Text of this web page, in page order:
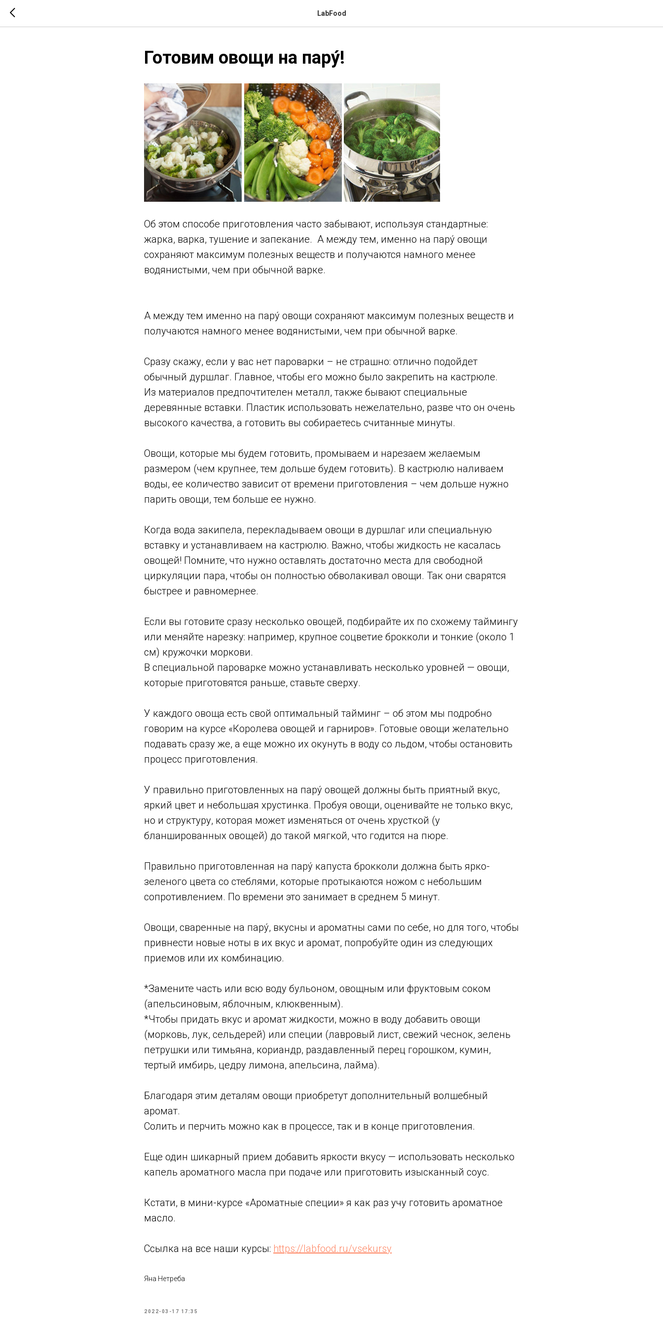
LabFood
Готовим овощи на пару́!
Об этом способе приготовления часто забывают, используя стандартные:
жарка, варка, тушение и запекание. А между тем, именно на пару́ овощи
сохраняют максимум полезных веществ и получаются намного менее
водянистыми, чем при обычной варке.
А между тем именно на пару́ овощи сохраняют максимум полезных веществ и
получаются намного менее водянистыми, чем при обычной варке.
Сразу скажу, если у вас нет пароварки – не страшно: отлично подойдет
обычный дуршлаг. Главное, чтобы его можно было закрепить на кастрюле.
Из материалов предпочтителен металл, также бывают специальные
деревянные вставки. Пластик использовать нежелательно, разве что он очень
высокого качества, а готовить вы собираетесь считанные минуты.
Овощи, которые мы будем готовить, промываем и нарезаем желаемым
размером (чем крупнее, тем дольше будем готовить). В кастрюлю наливаем
воды, ее количество зависит от времени приготовления – чем дольше нужно
парить овощи, тем больше ее нужно.
Когда вода закипела, перекладываем овощи в дуршлаг или специальную
вставку и устанавливаем на кастрюлю. Важно, чтобы жидкость не касалась
овощей! Помните, что нужно оставлять достаточно места для свободной
циркуляции пара, чтобы он полностью обволакивал овощи. Так они сварятся
быстрее и равномернее.
Если вы готовите сразу несколько овощей, подбирайте их по схожему таймингу
или меняйте нарезку: например, крупное соцветие брокколи и тонкие (около 1
см) кружочки моркови.
В специальной пароварке можно устанавливать несколько уровней — овощи,
которые приготовятся раньше, ставьте сверху.
У каждого овоща есть свой оптимальный тайминг – об этом мы подробно
говорим на курсе «Королева овощей и гарниров». Готовые овощи желательно
подавать сразу же, а еще можно их окунуть в воду со льдом, чтобы остановить
процесс приготовления.
У правильно приготовленных на пару́ овощей должны быть приятный вкус,
яркий цвет и небольшая хрустинка. Пробуя овощи, оценивайте не только вкус,
но и структуру, которая может изменяться от очень хрусткой (у
бланшированных овощей) до такой мягкой, что годится на пюре.
Правильно приготовленная на пару́ капуста брокколи должна быть ярко-
зеленого цвета со стеблями, которые протыкаются ножом с небольшим
сопротивлением. По времени это занимает в среднем 5 минут.
Овощи, сваренные на пару́, вкусны и ароматны сами по себе, но для того, чтобы
привнести новые ноты в их вкус и аромат, попробуйте один из следующих
приемов или их комбинацию.
*Замените часть или всю воду бульоном, овощным или фруктовым соком
(апельсиновым, яблочным, клюквенным).
*Чтобы придать вкус и аромат жидкости, можно в воду добавить овощи
(морковь, лук, сельдерей) или специи (лавровый лист, свежий чеснок, зелень
петрушки или тимьяна, кориандр, раздавленный перец горошком, кумин,
тертый имбирь, цедру лимона, апельсина, лайма).
Благодаря этим деталям овощи приобретут дополнительный волшебный
аромат.
Солить и перчить можно как в процессе, так и в конце приготовления.
Еще один шикарный прием добавить яркости вкусу — использовать несколько
капель ароматного масла при подаче или приготовить изысканный соус.
Кстати, в мини-курсе «Ароматные специи» я как раз учу готовить ароматное
масло.
Ссылка на все наши курсы: https://labfood.ru/vsekursy
Яна Нетреба
2022-03-17 17:35